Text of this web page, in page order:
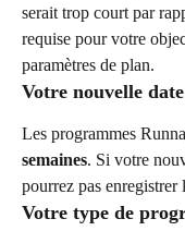
serait trop court par
requise pour votre
paramètres de plan.
Votre nouvelle
Les programmes
semaines. Si votre
pourrez pas
Votre type de